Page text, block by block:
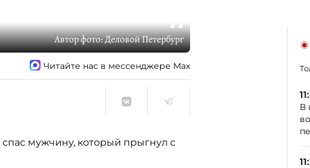
Автор фото:Деловой Петербург
Читайте нас в мессенджере Max
мужчину, который прыгнул с
В